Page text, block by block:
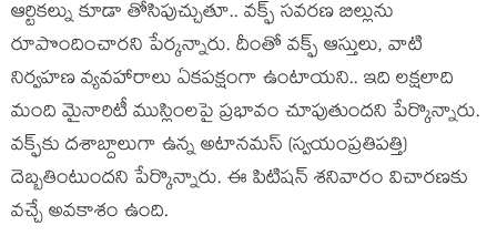
ఆర్టిక‌ల్ను కూడా తోసిపుచ్చుతూ.. వ‌క్ఫ్ స‌వ‌ర‌ణ బిల్లును
రూపొందించార‌ని పేర్క‌న్నారు. దీంతో వక్ఫ్ ఆస్తులు, వాటి
నిర్వహణ వ్య‌వ‌హారాలు ఏక‌ప‌క్షంగా ఉంటాయ‌ని.. ఇది ల‌క్షలాది
మంది మైనారిటీ ముస్లింల‌పై ప్ర‌భావం చూపుతుంద‌ని పేర్కొన్నారు.
వ‌క్ఫ్‌కు ద‌శాబ్దాలుగా ఉన్న అటాన‌మ‌స్ (స్వయంప్రతిపత్తి)
దెబ్బ‌తింటుంద‌ని పేర్కొన్నారు. ఈ పిటిష‌న్ శ‌నివారం విచార‌ణ‌కు
వ‌చ్చే అవ‌కాశం ఉంది.